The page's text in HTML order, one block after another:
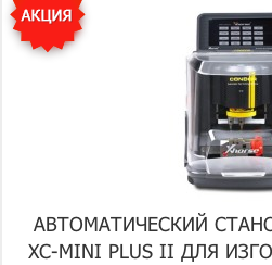
АВТОМАТИЧЕСКИЙ
XC-MINI PLUS II ДЛЯ